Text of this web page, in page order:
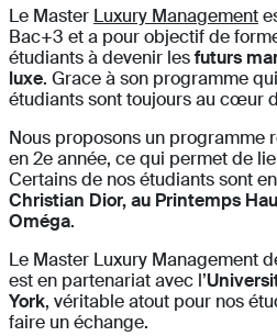
Le Master Luxury Management
Bac+3 et a pour objectif de
étudiants à devenir lesfuturs
luxe. Grace à son programme
étudiants sont toujours au cœur
Nous proposons un programme
en 2e année, ce qui permet de
Certains de nos étudiants sont
Christian Dior, au Printemps
Oméga.
Le Master Luxury Management
est en partenariat avec l’
York, véritable atout pour nos
faire un échange.